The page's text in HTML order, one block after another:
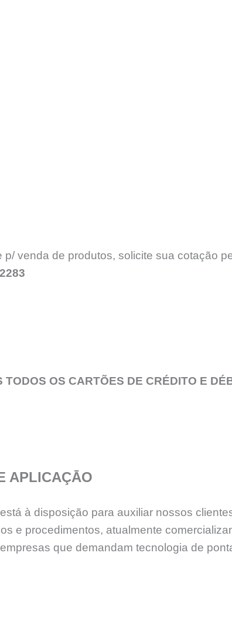
venda de produtos, solicite sua cotação
TODOS OS CARTÕES DE CRÉDITO E
APLICAÇĀO
à disposição para auxiliar nossos
e procedimentos, atualmente
que demandam tecnologia de